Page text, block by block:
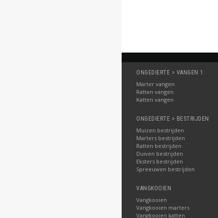
ONGEDIERTE > VANGEN 1
Marter vangen
Ratten vangen
Katten vangen
ONGEDIERTE > BESTRIJDEN
Muizen bestrijden
Marters bestrijden
Ratten bestrijden
Duiven bestrijden
Eksters bestrijden
Spreeuwen bestrijden
VANGKOOIEN
Vangkooien
Vangkooien marters
Vangkooien katten